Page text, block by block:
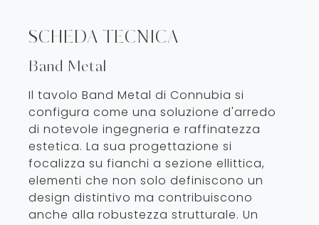
SCHEDA TECNICA
Band Metal
Il tavolo Band Metal di Connubia si
configura come una soluzione d'arredo
di notevole ingegneria e raffinatezza
estetica. La sua progettazione si
focalizza su fianchi a sezione ellittica,
elementi che non solo definiscono un
design distintivo ma contribuiscono
anche alla robustezza strutturale. Un